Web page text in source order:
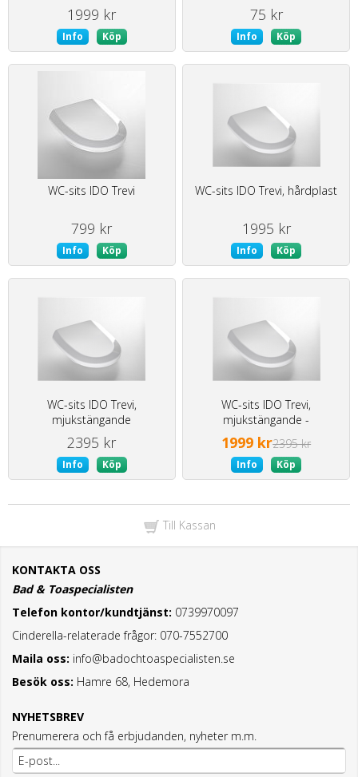
1999 kr
Info Köp
75 kr
Info Köp
WC-sits IDO Trevi
799 kr
Info Köp
WC-sits IDO Trevi, hårdplast
1995 kr
Info Köp
WC-sits IDO Trevi,
mjukstängande
2395 kr
Info Köp
WC-sits IDO Trevi,
mjukstängande -
visningsexemplar
1999 kr2395 kr
Info Köp
Till Kassan
KONTAKTA OSS
Bad & Toaspecialisten
Telefon kontor/kundtjänst: 0739970097
Cinderella-relaterade frågor: 070-7552700
Maila oss: info@badochtoaspecialisten.se
Besök oss: Hamre 68, Hedemora
NYHETSBREV
Prenumerera och få erbjudanden, nyheter m.m.